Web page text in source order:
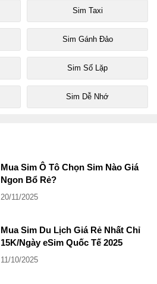
Sim Taxi
Sim Gánh Đảo
Sim Số Lặp
Sim Dễ Nhớ
Mua Sim Ô Tô Chọn Sim Nào Giá
Ngon Bổ Rẻ?
20/11/2025
Mua Sim Du Lịch Giá Rẻ Nhất Chỉ
15K/Ngày eSim Quốc Tế 2025
11/10/2025